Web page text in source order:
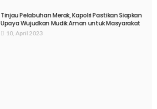
Tinjau Pelabuhan Merak, Kapolri Pastikan Siapkan
Upaya Wujudkan Mudik Aman untuk Masyarakat
10, April 2023